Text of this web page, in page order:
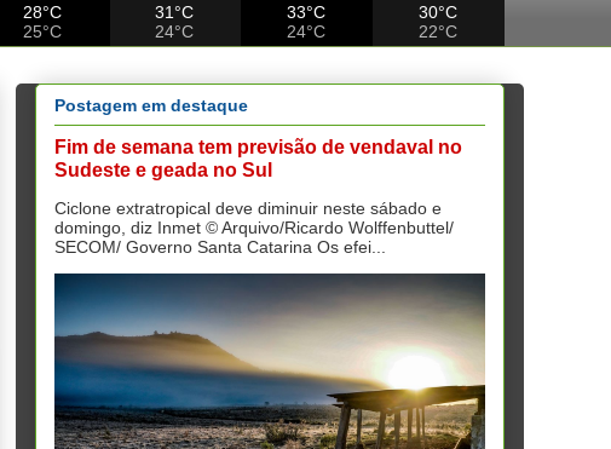
28°C
25°C
31°C
24°C
33°C
24°C
30°C
22°C
Postagem em destaque
Fim de semana tem previsão de vendaval no
Sudeste e geada no Sul
Ciclone extratropical deve diminuir neste sábado e
domingo, diz Inmet © Arquivo/Ricardo Wolffenbuttel/
SECOM/ Governo Santa Catarina Os efei...